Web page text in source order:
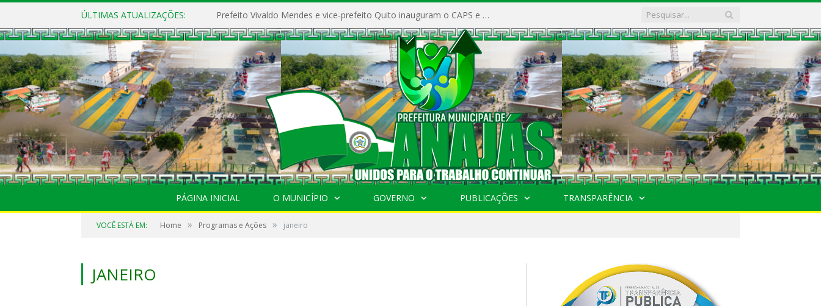
ÚLTIMAS ATUALIZAÇÕES: Prefeito Vivaldo Mendes e vice-prefeito Quito inauguram o CAPS e fortalecem a saúde pública em Anajás.
PÁGINA INICIAL O MUNICÍPIO GOVERNO PUBLICAÇÕES TRANSPARÊNCIA
VOCÊ ESTÁ EM: Home » Programas e Ações » janeiro
JANEIRO